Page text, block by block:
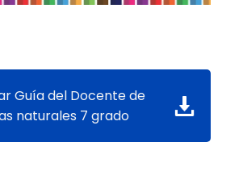
Guía del Docente de
naturales 7 grado